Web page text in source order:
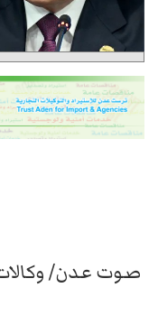
صوت عدن/